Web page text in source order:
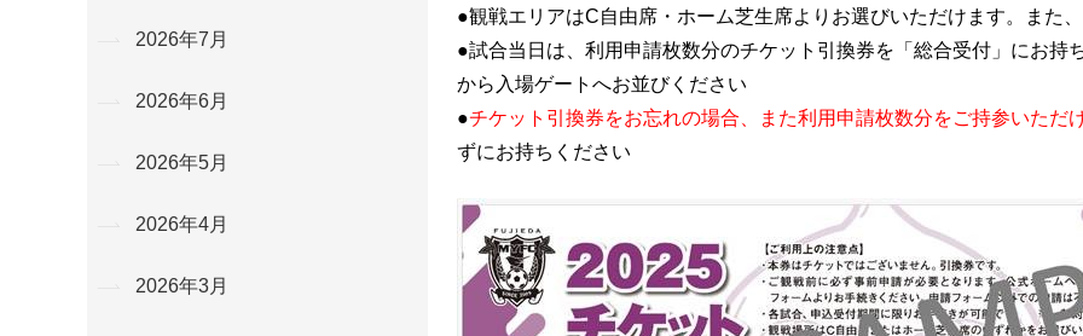
●観戦エリアはC自由席・ホーム芝生席よりお選びいただけます。また
●試合当日は、利用申請枚数分のチケット引換券を「総合受付」にお持
から入場ゲートへお並びください
●チケット引換券をお忘れの場合、また利用申請枚数分をご持参いただ
ずにお持ちください
2026年7月
2026年6月
2026年5月
2026年4月
2026年3月